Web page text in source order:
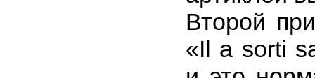
Второй
«Il a sorti